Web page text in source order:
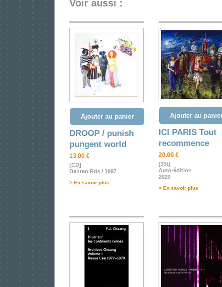
Voir aussi :
Ajouter au panier
DROOP / punish
pungent world
13.00 €
[CD]
Benten Rds / 1997
> En savoir plus
Ajouter au
ICI PARIS Tout
recommence
20.00 €
[33t]
Auto-édition
2020
> En savoir plus